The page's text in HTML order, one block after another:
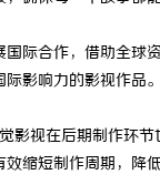
际合作，借助全
影响力的影视作
影视在后期制作环
缩短制作周期，